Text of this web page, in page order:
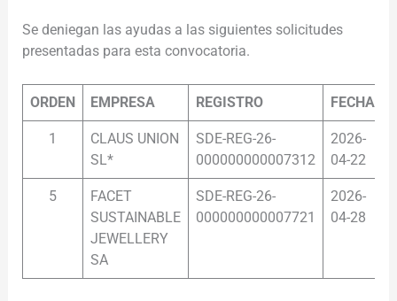
Se deniegan las ayudas a las siguientes solicitudes
presentadas para esta convocatoria.
ORDEN EMPRESA REGISTRO FECHA
1
CLAUS UNION
SL*
SDE-REG-26-
000000000007312
2026-
04-22
5
FACET
SUSTAINABLE
JEWELLERY
SA
SDE-REG-26-
000000000007721
2026-
04-28